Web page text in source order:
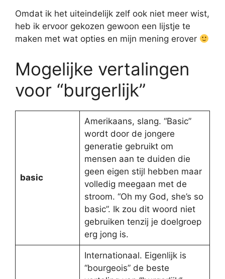
Omdat ik het uiteindelijk zelf ook niet meer wist,
heb ik ervoor gekozen gewoon een lijstje te
maken met wat opties en mijn mening erover
Mogelijke vertalingen
voor “burgerlijk”
basic
Amerikaans, slang. “Basic”
wordt door de jongere
generatie gebruikt om
mensen aan te duiden die
geen eigen stijl hebben maar
volledig meegaan met de
stroom. “Oh my God, she’s so
basic”. Ik zou dit woord niet
gebruiken tenzij je doelgroep
erg jong is.
Internationaal. Eigenlijk is
“bourgeois” de beste